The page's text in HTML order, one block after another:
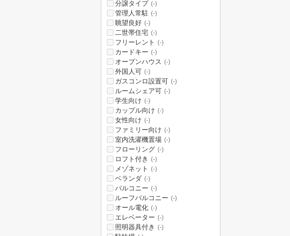
分譲タイプ (-)
管理人常駐 (-)
眺望良好 (-)
二世帯住宅 (-)
フリーレント (-)
カードキー (-)
オープンハウス (-)
外国人可 (-)
ガスコンロ設置可 (-)
ルームシェア可 (-)
学生向け (-)
カップル向け (-)
女性向け (-)
ファミリー向け (-)
室内洗濯機置場 (-)
フローリング (-)
ロフト付き (-)
メゾネット (-)
ベランダ (-)
バルコニー (-)
ルーフバルコニー (-)
オール電化 (-)
エレベーター (-)
照明器具付き (-)